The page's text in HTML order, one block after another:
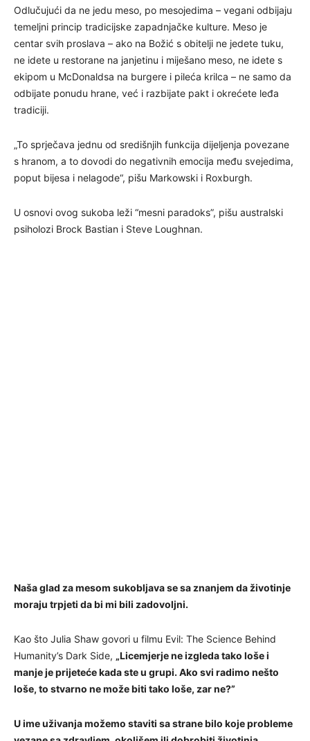
Odlučujući da ne jedu meso, po mesojedima – vegani odbijaju
temeljni princip tradicijske zapadnjačke kulture. Meso je
centar svih proslava – ako na Božić s obitelji ne jedete tuku,
ne idete u restorane na janjetinu i miješano meso, ne idete s
ekipom u McDonaldsa na burgere i pileća krilca – ne samo da
odbijate ponudu hrane, već i razbijate pakt i okrećete leđa
tradiciji.
„To sprječava jednu od središnjih funkcija dijeljenja povezane
s hranom, a to dovodi do negativnih emocija među svejedima,
poput bijesa i nelagode“, pišu Markowski i Roxburgh.
U osnovi ovog sukoba leži “mesni paradoks”, pišu australski
psiholozi Brock Bastian i Steve Loughnan.
Naša glad za mesom sukobljava se sa znanjem da životinje
moraju trpjeti da bi mi bili zadovoljni.
Kao što Julia Shaw govori u filmu Evil: The Science Behind
Humanity’s Dark Side, „Licemjerje ne izgleda tako loše i
manje je prijeteće kada ste u grupi. Ako svi radimo nešto
loše, to stvarno ne može biti tako loše, zar ne?”
U ime uživanja možemo staviti sa strane bilo koje probleme